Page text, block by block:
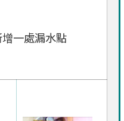
一處漏水點